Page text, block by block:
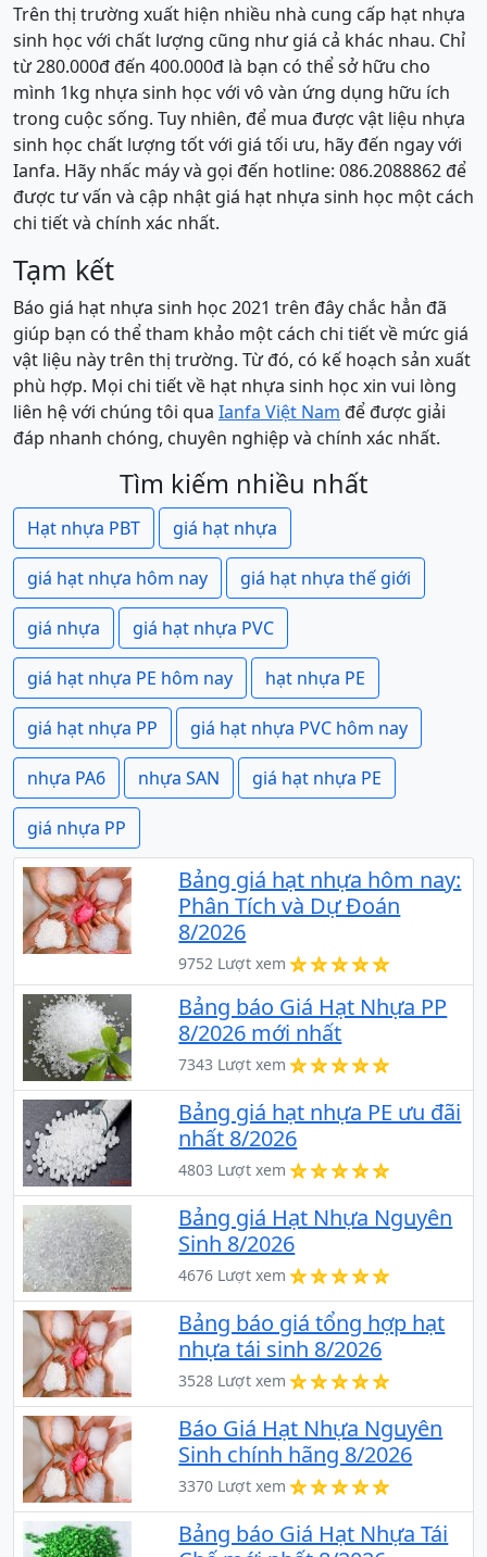
Trên thị trường xuất hiện nhiều nhà cung cấp hạt nhựa
sinh học với chất lượng cũng như giá cả khác nhau. Chỉ
từ 280.000đ đến 400.000đ là bạn có thể sở hữu cho
mình 1kg nhựa sinh học với vô vàn ứng dụng hữu ích
trong cuộc sống. Tuy nhiên, để mua được vật liệu nhựa
sinh học chất lượng tốt với giá tối ưu, hãy đến ngay với
Ianfa. Hãy nhấc máy và gọi đến hotline: 086.2088862 để
được tư vấn và cập nhật giá hạt nhựa sinh học một cách
chi tiết và chính xác nhất.
Tạm kết
Báo giá hạt nhựa sinh học 2021 trên đây chắc hẳn đã
giúp bạn có thể tham khảo một cách chi tiết về mức giá
vật liệu này trên thị trường. Từ đó, có kế hoạch sản xuất
phù hợp. Mọi chi tiết về hạt nhựa sinh học xin vui lòng
liên hệ với chúng tôi qua Ianfa Việt Nam để được giải
đáp nhanh chóng, chuyên nghiệp và chính xác nhất.
Tìm kiếm nhiều nhất
Hạt nhựa PBT giá hạt nhựa
giá hạt nhựa hôm nay giá hạt nhựa thế giới
giá nhựa giá hạt nhựa PVC
giá hạt nhựa PE hôm nay hạt nhựa PE
giá hạt nhựa PP giá hạt nhựa PVC hôm nay
nhựa PA6 nhựa SAN giá hạt nhựa PE
giá nhựa PP
Bảng giá hạt nhựa hôm nay:
Phân Tích và Dự Đoán
8/2026
9752 Lượt xem
Bảng báo Giá Hạt Nhựa PP
8/2026 mới nhất
7343 Lượt xem
Bảng giá hạt nhựa PE ưu đãi
nhất 8/2026
4803 Lượt xem
Bảng giá Hạt Nhựa Nguyên
Sinh 8/2026
4676 Lượt xem
Bảng báo giá tổng hợp hạt
nhựa tái sinh 8/2026
3528 Lượt xem
Báo Giá Hạt Nhựa Nguyên
Sinh chính hãng 8/2026
3370 Lượt xem
Bảng báo Giá Hạt Nhựa Tái